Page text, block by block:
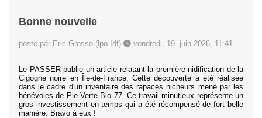
Bonne nouvelle
posté par Eric Grosso (lpo Idf) vendredi, 19. juin 2026, 11:41
Le PASSER publie un article relatant la première nidification de la
Cigogne noire en Île‐de‐France. Cette découverte a été réalisée
dans le cadre d'un inventaire des rapaces nicheurs mené par les
bénévoles de Pie Verte Bio 77. Ce travail minutieux représente un
gros investissement en temps qui a été récompensé de fort belle
manière. Bravo à eux !